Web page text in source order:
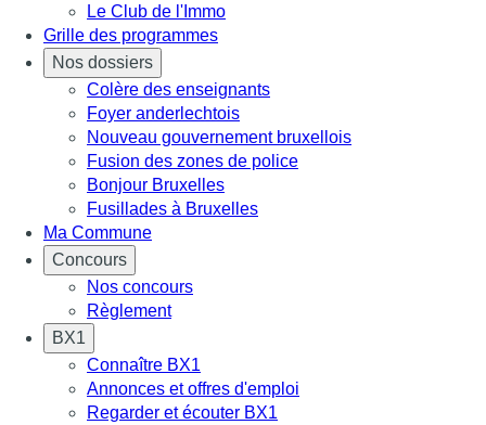
Le Club de l'Immo
Grille des programmes
Nos dossiers
Colère des enseignants
Foyer anderlechtois
Nouveau gouvernement bruxellois
Fusion des zones de police
Bonjour Bruxelles
Fusillades à Bruxelles
Ma Commune
Concours
Nos concours
Règlement
BX1
Connaître BX1
Annonces et offres d'emploi
Regarder et écouter BX1